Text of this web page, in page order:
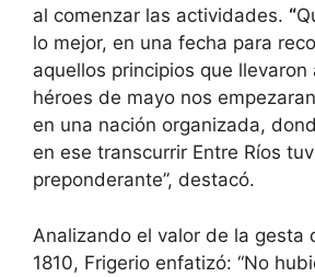
al comenzar las actividades. “
lo mejor, en una fecha para
aquellos principios que llevaron
héroes de mayo nos
en una nación organizada,
en ese transcurrir Entre Ríos
preponderante”, destacó.
Analizando el valor de la gesta
1810, Frigerio enfatizó: “No